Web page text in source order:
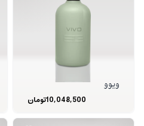
ویوو
10,048,500تومان